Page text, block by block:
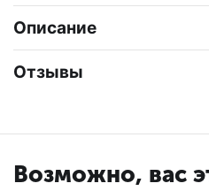
Описание
Отзывы
Возможно, вас